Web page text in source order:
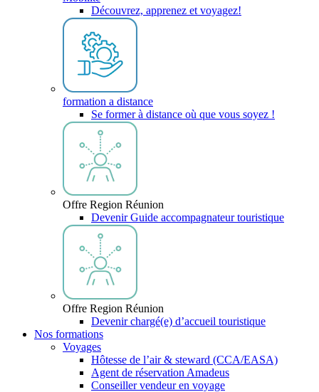
Découvrez, apprenez et voyagez!
formation a distance
Se former à distance où que vous soyez !
Offre Region Réunion
Devenir Guide accompagnateur touristique
Offre Region Réunion
Devenir chargé(e) d’accueil touristique
Nos formations
Voyages
Hôtesse de l’air & steward (CCA/EASA)
Agent de réservation Amadeus
Conseiller vendeur en voyage